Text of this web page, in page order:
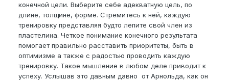
конечной цели. Выберите себе адекватную цель, по
длине, толщине, форме. Стремитесь к ней, каждую
тренировку представляя будто лепите свой член из
пластелина. Четкое понимание конечного результата
помогает правильно расставить приоритеты, быть в
оптимизме а также с радостью проводить каждую
тренировку. Такое мышление в любом деле приводит к
успеху. Услышав это давным давно от Арнольда, как он